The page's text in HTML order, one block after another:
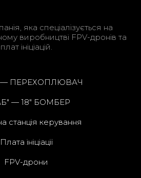
яка спеціалізується на
виробництві FPV-дронів та
плат ініціацій.
— ПЕРЕХОПЛЮВАЧ
— 18" БОМБЕР
станція керування
Плата ініціації
FPV-дрони